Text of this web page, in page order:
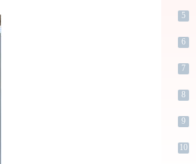
5
6
7
8
9
10